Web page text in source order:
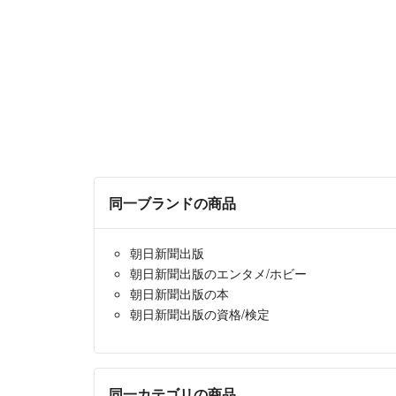
同一ブランドの商品
朝日新聞出版
朝日新聞出版のエンタメ/ホビー
朝日新聞出版の本
朝日新聞出版の資格/検定